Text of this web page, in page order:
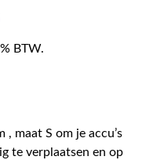
BTW.
maat S om je accu’s
te verplaatsen en op